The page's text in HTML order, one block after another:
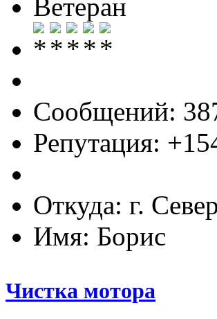
Ветеран
Сообщений:
Репутация:
Откуда: г.
Имя: Борис
Чистка мотора